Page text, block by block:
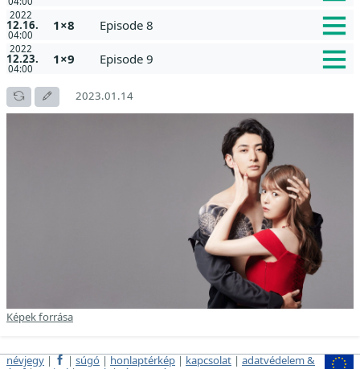
2022
12.16.
04:00
1×8 Episode 8
2022
12.23.
04:00
1×9 Episode 9
2023.01.14
Képek forrása
névjegy | | súgó | honlaptérkép | kapcsolat | adatvédelem &